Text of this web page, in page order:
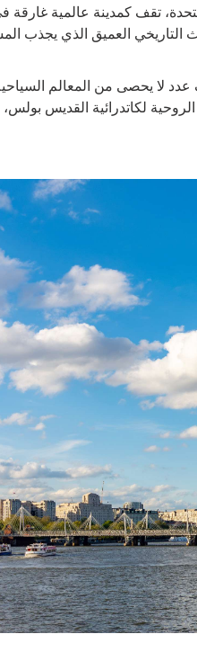
تقف كمدينة عالمية غارقة
التاريخي العميق الذي يجذب
لا يحصى من المعالم
لكاتدرائية القديس بولس،